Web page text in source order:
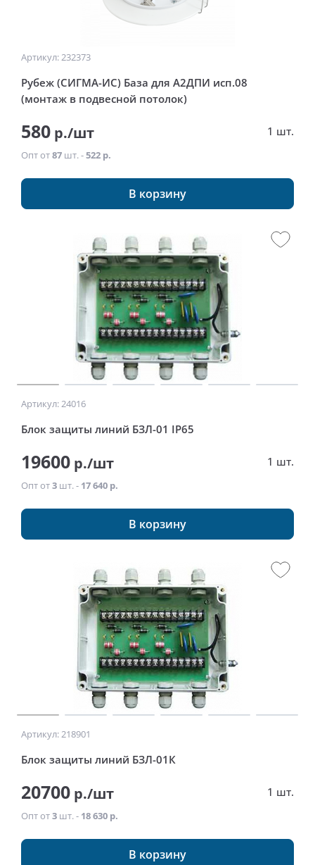
Артикул: 232373
Рубеж (СИГМА-ИС) База для А2ДПИ исп.08
(монтаж в подвесной потолок)
580 р./шт 1 шт.
Опт от87 шт. -522 р.
В корзину
Артикул: 24016
Блок защиты линий БЗЛ-01 IP65
19600 р./шт 1 шт.
Опт от3 шт. - 17 640 р.
В корзину
Артикул: 218901
Блок защиты линий БЗЛ-01К
20700 р./шт 1 шт.
Опт от3 шт. - 18 630 р.
В корзину